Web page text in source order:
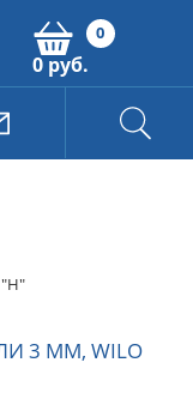
0
0 руб.
"Н"
3 ММ, WILO